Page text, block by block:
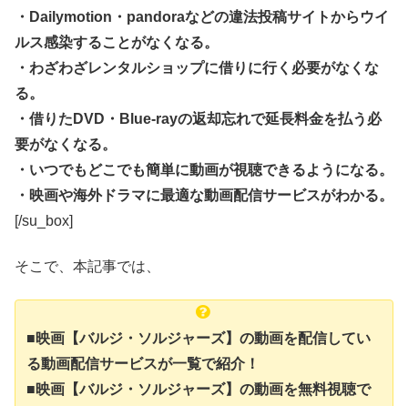
・Dailymotion・pandoraなどの違法投稿サイトからウイ
ルス感染することがなくなる。
・わざわざレンタルショップに借りに行く必要がなくな
る。
・借りたDVD・Blue-rayの返却忘れで延長料金を払う必
要がなくなる。
・いつでもどこでも簡単に動画が視聴できるようになる。
・映画や海外ドラマに最適な動画配信サービスがわかる。
[/su_box]
そこで、本記事では、
■映画【バルジ・ソルジャーズ】の動画を配信してい
る動画配信サービスが一覧で紹介！
■映画【バルジ・ソルジャーズ】の動画を無料視聴で